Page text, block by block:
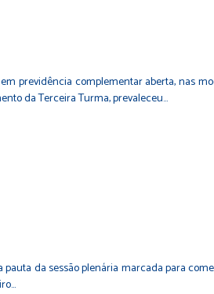
previdência complementar aberta, nas
da Terceira Turma, prevaleceu…
da sessão plenária marcada para